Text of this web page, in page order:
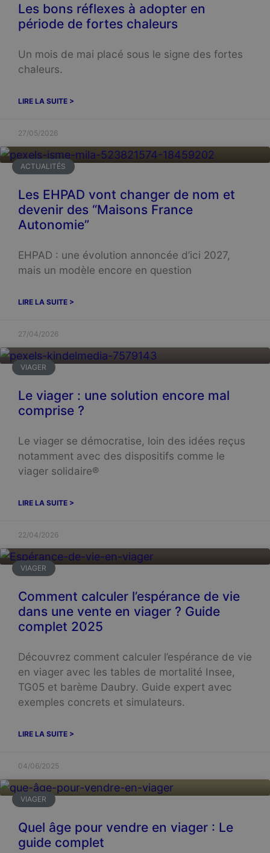
Les bons réflexes à adopter en
période de fortes chaleurs
Un mois de mai placé sous le signe des fortes
chaleurs.
LIRE LA SUITE >
27/05/2026
ACTUALITÉS
Les EHPAD vont changer de nom et
devenir des “Maisons France
Autonomie”
EHPAD : une évolution annoncée d’ici 2027,
mais un modèle encore en question
LIRE LA SUITE >
27/04/2026
VIAGER
Le viager : une solution encore mal
comprise ?
Le viager se démocratise, loin des idées reçus
notamment avec des dispositifs comme le
viager solidaire®
LIRE LA SUITE >
22/04/2026
VIAGER
Comment calculer l’espérance de vie
dans une vente en viager ? Guide
complet 2025
Découvrez comment calculer l’espérance de vie
en viager avec les tables de mortalité Insee,
TG05 et barème Daubry. Guide expert avec
exemples concrets et simulateurs.
LIRE LA SUITE >
04/06/2025
VIAGER
Quel âge pour vendre en viager : Le
guide complet